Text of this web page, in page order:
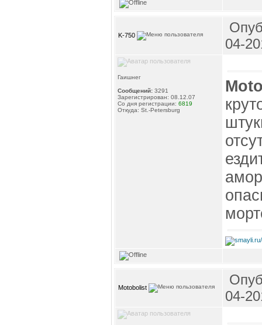
K-750
04-
Гаишнег
Сообщений: 3291
Зарегистрирован: 08.12.07
Со дня регистрации: 6819
Откуда: St.-Petersburg
Motobolist
04-